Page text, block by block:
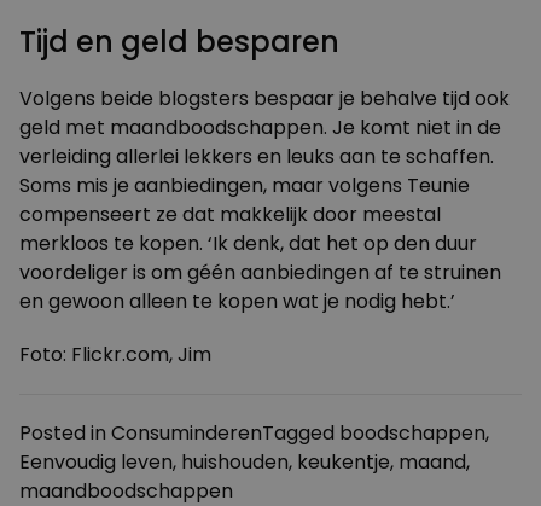
Tijd en geld besparen
Volgens beide blogsters bespaar je behalve tijd ook
geld met maandboodschappen. Je komt niet in de
verleiding allerlei lekkers en leuks aan te schaffen.
Soms mis je aanbiedingen, maar volgens Teunie
compenseert ze dat makkelijk door meestal
merkloos te kopen. ‘Ik denk, dat het op den duur
voordeliger is om géén aanbiedingen af te struinen
en gewoon alleen te kopen wat je nodig hebt.’
Foto: Flickr.com,Jim
Posted in ConsuminderenTagged boodschappen,
Eenvoudig leven, huishouden, keukentje, maand,
maandboodschappen